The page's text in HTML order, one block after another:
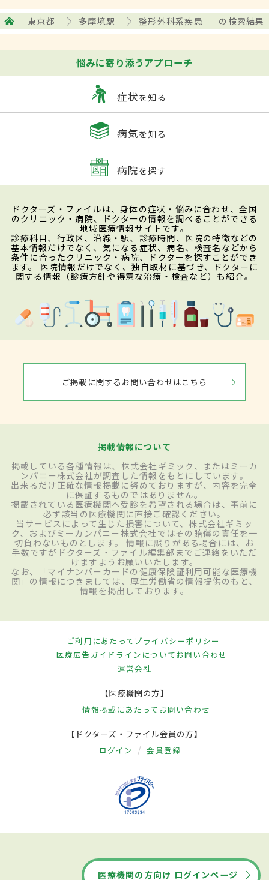
東京都 多摩境駅 整形外科系疾患 の検索結果
悩みに寄り添うアプローチ
症状を知る
病気を知る
病院を探す
ドクターズ・ファイルは、身体の症状・悩みに合わせ、全国
のクリニック・病院、ドクターの情報を調べることができる
地域医療情報サイトです。
診療科目、行政区、沿線・駅、診療時間、医院の特徴などの
基本情報だけでなく、気になる症状、病名、検査名などから
条件に合ったクリニック・病院、ドクターを探すことができ
ます。 医院情報だけでなく、独自取材に基づき、ドクターに
関する情報（診療方針や得意な治療・検査など）も紹介。
ご掲載に関するお問い合わせはこちら
掲載情報について
掲載している各種情報は、株式会社ギミック、またはミーカ
ンパニー株式会社が調査した情報をもとにしています。
出来るだけ正確な情報掲載に努めておりますが、内容を完全
に保証するものではありません。
掲載されている医療機関へ受診を希望される場合は、事前に
必ず該当の医療機関に直接ご確認ください。
当サービスによって生じた損害について、株式会社ギミッ
ク、およびミーカンパニー株式会社ではその賠償の責任を一
切負わないものとします。 情報に誤りがある場合には、お
手数ですがドクターズ・ファイル編集部までご連絡をいただ
けますようお願いいたします。
なお、「マイナンバーカードの健康保険証利用可能な医療機
関」の情報につきましては、厚生労働省の情報提供のもと、
情報を掲出しております。
ご利用にあたってプライバシーポリシー
医療広告ガイドラインについてお問い合わせ
運営会社
【医療機関の方】
情報掲載にあたって お問い合わせ
【ドクターズ・ファイル会員の方】
ログイン 会員登録
医療機関の方向け ログインページ